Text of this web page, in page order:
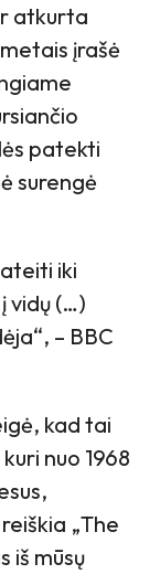
atkurta
įrašė
patekti
surengė
iki
vidų (…)
– BBC
kad tai
nuo 1968
„The
iš mūsų